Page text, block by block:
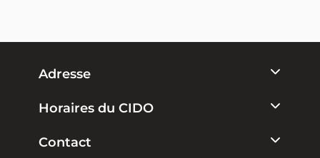
Adresse
Horaires du CIDO
Contact